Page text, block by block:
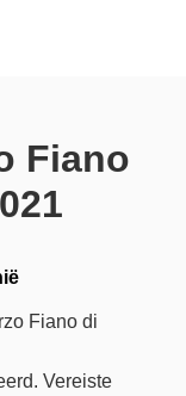
Fiano
Fiano di
Vereiste